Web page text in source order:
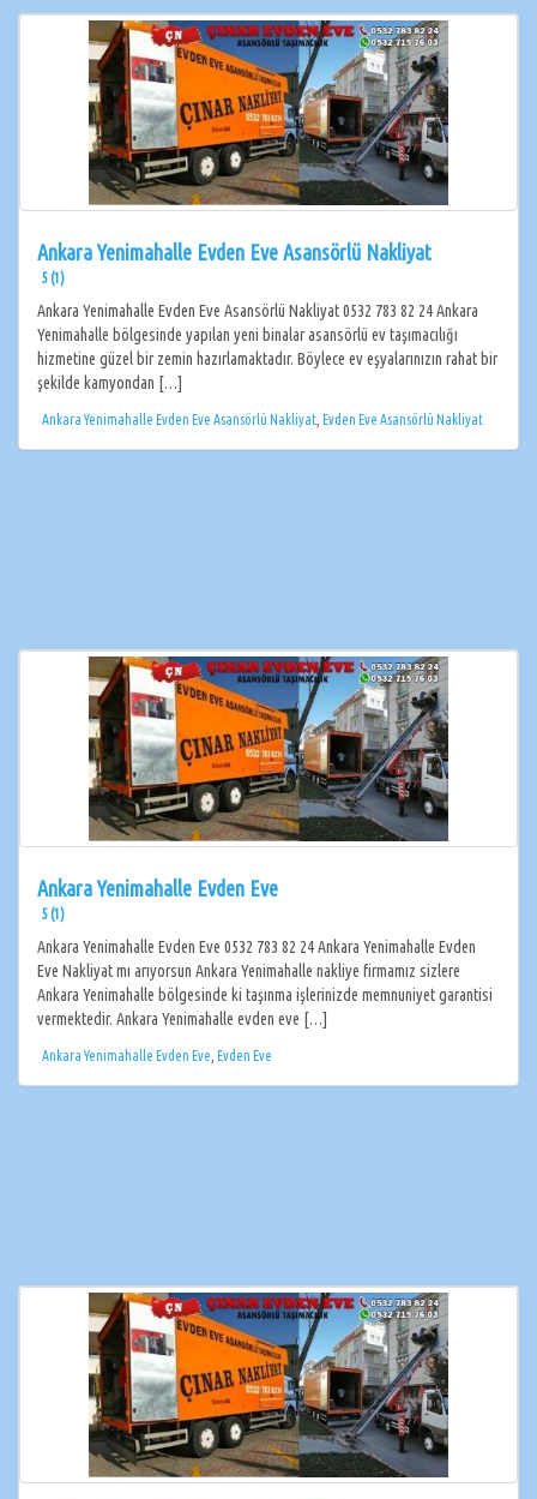
Ankara Yenimahalle Evden Eve Asansörlü Nakliyat
5 (1)
Ankara Yenimahalle Evden Eve Asansörlü Nakliyat 0532 783 82 24 Ankara
Yenimahalle bölgesinde yapılan yeni binalar asansörlü ev taşımacılığı
hizmetine güzel bir zemin hazırlamaktadır. Böylece ev eşyalarınızın rahat bir
şekilde kamyondan […]
Ankara Yenimahalle Evden Eve Asansörlü Nakliyat Evden Eve Asansörlü Nakliyat
Ankara Yenimahalle Evden Eve
5 (1)
Ankara Yenimahalle Evden Eve 0532 783 82 24 Ankara Yenimahalle Evden
Eve Nakliyat mı arıyorsun Ankara Yenimahalle nakliye firmamız sizlere
Ankara Yenimahalle bölgesinde ki taşınma işlerinizde memnuniyet garantisi
vermektedir. Ankara Yenimahalle evden eve […]
Ankara Yenimahalle Evden Eve Evden Eve